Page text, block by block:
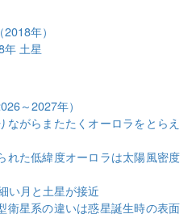
年）
年 土星
～2027年）
ながらまたたくオーロラをとらえ
れた低緯度オーロラは太陽風密度
い月と土星が接近
衛星系の違いは惑星誕生時の表面